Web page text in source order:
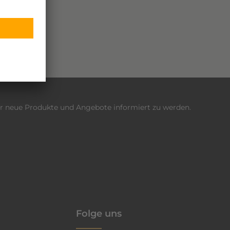
Produkte und Angebote informiert zu werden.
Folge uns